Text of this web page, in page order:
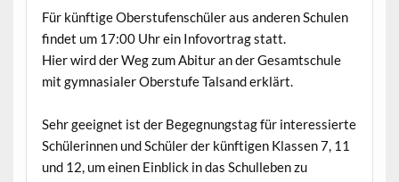
Für künftige Oberstufenschüler aus anderen Schulen
findet um 17:00 Uhr ein Infovortrag statt.
Hier wird der Weg zum Abitur an der Gesamtschule
mit gymnasialer Oberstufe Talsand erklärt.
Sehr geeignet ist der Begegnungstag für interessierte
Schülerinnen und Schüler der künftigen Klassen 7, 11
und 12, um einen Einblick in das Schulleben zu